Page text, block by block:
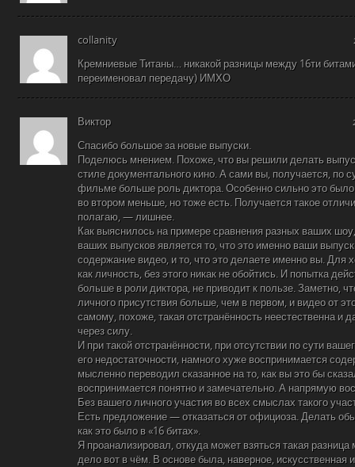
collanity
Кремниевые Титаны… никакой разницы между 16ти
переименовал передачу) ИМХО
Виктор
Спасибо большое за новые выпуски.
Поделюсь мнением. Похоже, что вы решили делать
стиле документального кино. А сами вы, получается, по
фильме больше роль диктора. Особенно сильно это
во втором меньше, но тоже есть. Получается такое
полагаю, — лишнее.
Как выяснилось на примере сравнения разных ваших
ваших выпусков является то, что это именно ваши
содержание видео, и то, что это делаете именно вы. Для
как личность, без этого никак не обойтись. И попытка
больше в роли диктора, не приводит к пользе. Заметно,
личного присутствия больше, чем в первом, и видео от
самому, похоже, такая отстранённость неестественна и
через силу.
И при такой отстранённости, при отсутствии по сути
его недостаточности, намного хуже воспринимается
мысленно переводил сказанное на то, как вы это бы
воспринимается понятно и замечательно. А напрямую
Без вашего личного участия во всех смыслах такого
Есть предложение — отказаться от официоза. Делать
как это было в «16 битах».
Я проанализировал, откуда может взяться такая
дело вот в чём. В основе была, наверное, искусственная